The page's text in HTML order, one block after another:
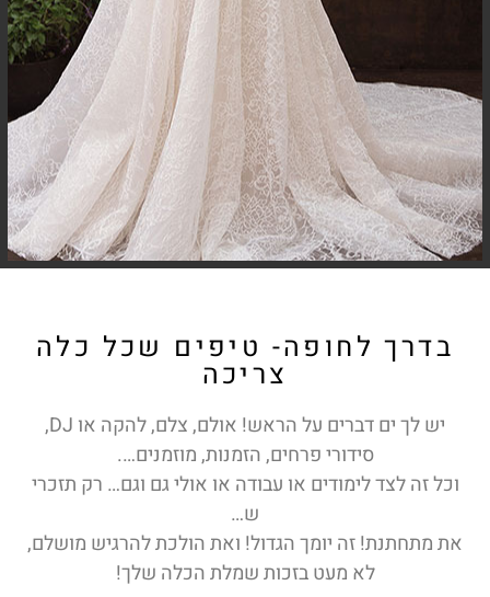
בדרך לחופה- טיפים שכל כלה
צריכה
יש לך ים דברים על הראש! אולם, צלם, להקה או DJ,
סידורי פרחים, הזמנות, מוזמנים….
וכל זה לצד לימודים או עבודה או אולי גם וגם… רק תזכרי
ש…
את מתחתנת! זה יומך הגדול! ואת הולכת להרגיש מושלם,
לא מעט בזכות שמלת הכלה שלך!